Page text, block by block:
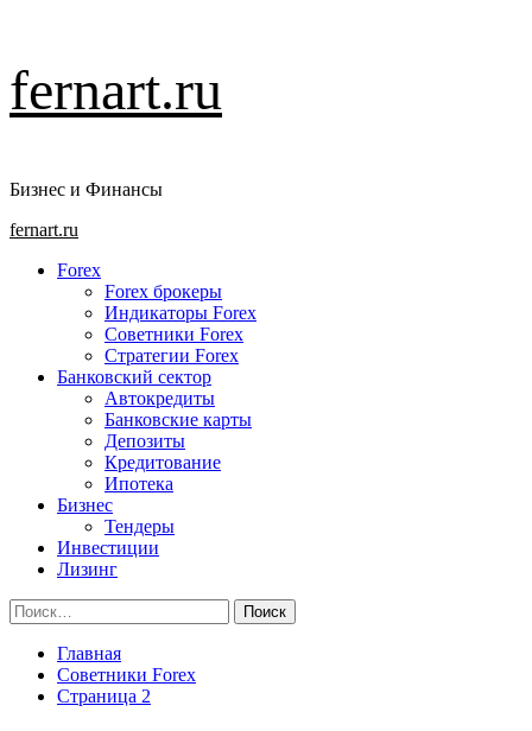
Перейти
к
содержимому
fernart.ru
Бизнес и Финансы
Основное
fernart.ru
Forex
Forex брокеры
Индикаторы Forex
Советники Forex
Стратегии Forex
Банковский сектор
Автокредиты
Банковские карты
Депозиты
Кредитование
Ипотека
Бизнес
Тендеры
Инвестиции
Лизинг
Найти:
Главная
Советники Forex
Страница 2